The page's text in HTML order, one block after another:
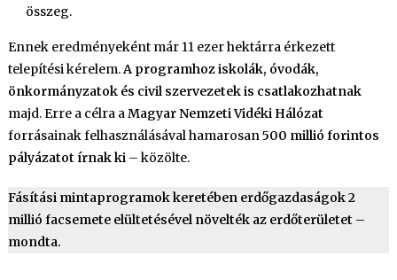
összeg.
Ennek eredményeként már 11 ezer hektárra érkezett
telepítési kérelem.A programhoz iskolák, óvodák,
önkormányzatok és civil szervezetek is csatlakozhatnak
majd. Erre a célra aMagyar Nemzeti Vidéki Hálózat
forrásainak felhasználásával hamarosan500 millió forintos
pályázatot írnak ki – közölte.
Fásítási mintaprogramok keretében erdőgazdaságok 2
millió facsemete elültetésével növelték az erdőterületet –
mondta.